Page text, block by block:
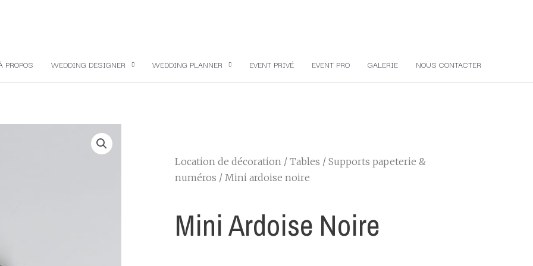
PROPOS WEDDING DESIGNER WEDDING PLANNER EVENT PRIVÉ EVENT PRO GALERIE NOUS CONTACTER
Location de décoration / Tables / Supports papeterie &
numéros / Mini ardoise noire
Mini Ardoise Noire